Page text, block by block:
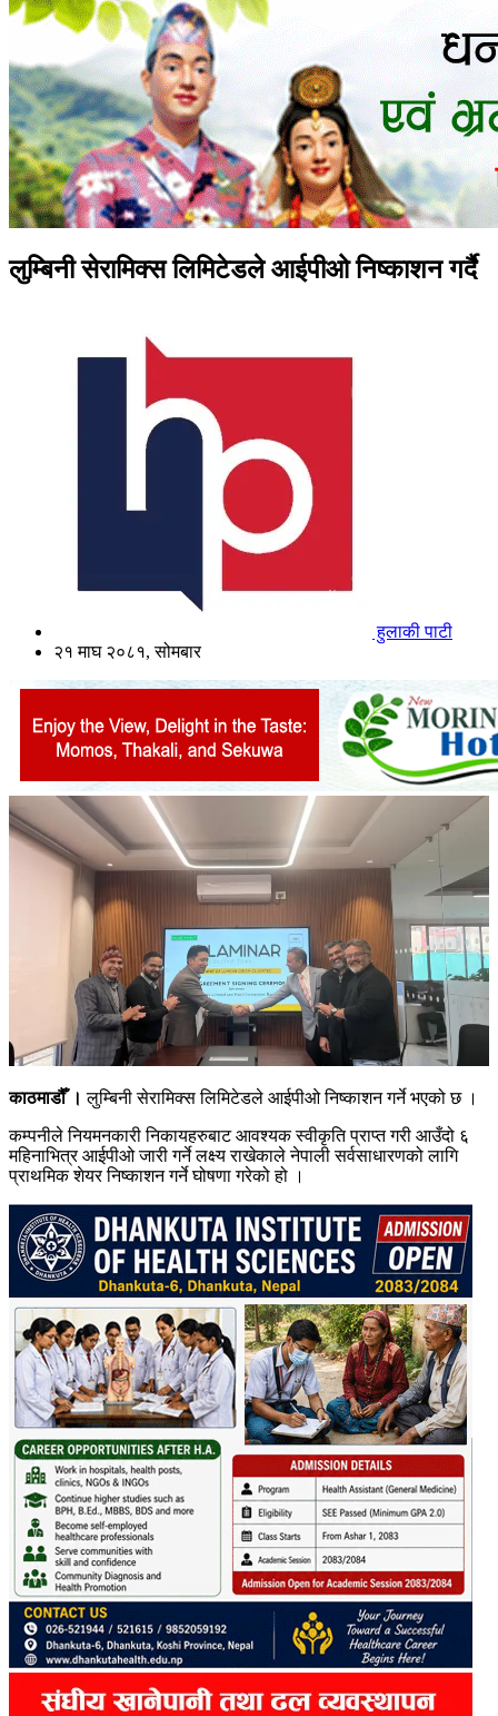
लुम्बिनी सेरामिक्स लिमिटेडले आईपीओ निष्काशन गर्दै
हुलाकी पाटी
२१ माघ २०८१, सोमबार
काठमाडौँ । लुम्बिनी सेरामिक्स लिमिटेडले आईपीओ निष्काशन गर्ने भएको छ ।
कम्पनीले नियमनकारी निकायहरुबाट आवश्यक स्वीकृति प्राप्त गरी आउँदो ६
महिनाभित्र आईपीओ जारी गर्ने लक्ष्य राखेकाले नेपाली सर्वसाधारणको लागि
प्राथमिक शेयर निष्काशन गर्ने घोषणा गरेको हो ।